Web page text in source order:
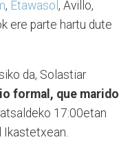
, Etawasol , Avillo,
ere parte hartu dute
da, Solastiar
formal, que marido
17:00etan
Ikastetxean.